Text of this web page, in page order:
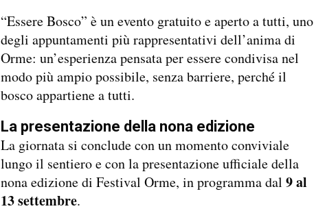
“Essere Bosco” è un evento gratuito e aperto a tutti, uno
degli appuntamenti più rappresentativi dell’anima di
Orme: un’esperienza pensata per essere condivisa nel
modo più ampio possibile, senza barriere, perché il
bosco appartiene a tutti.
La presentazione della nona edizione
La giornata si conclude con un momento conviviale
lungo il sentiero e con la presentazione ufficiale della
nona edizione di Festival Orme, in programma dal 9 al
13 settembre.